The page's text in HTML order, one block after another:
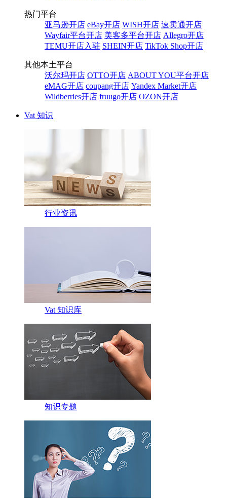
热门平台
亚马逊开店 eBay开店 WISH开店 速卖通开店
Wayfair平台开店 美客多平台开店 Allegro开店
TEMU开店入驻 SHEIN开店 TikTok Shop开店
其他本土平台
沃尔玛开店 OTTO开店 ABOUT YOU平台开店
eMAG开店 coupang开店 Yandex Market开店
Wildberries开店 fruugo开店 OZON开店
Vat 知识
行业资讯
Vat 知识库
知识专题